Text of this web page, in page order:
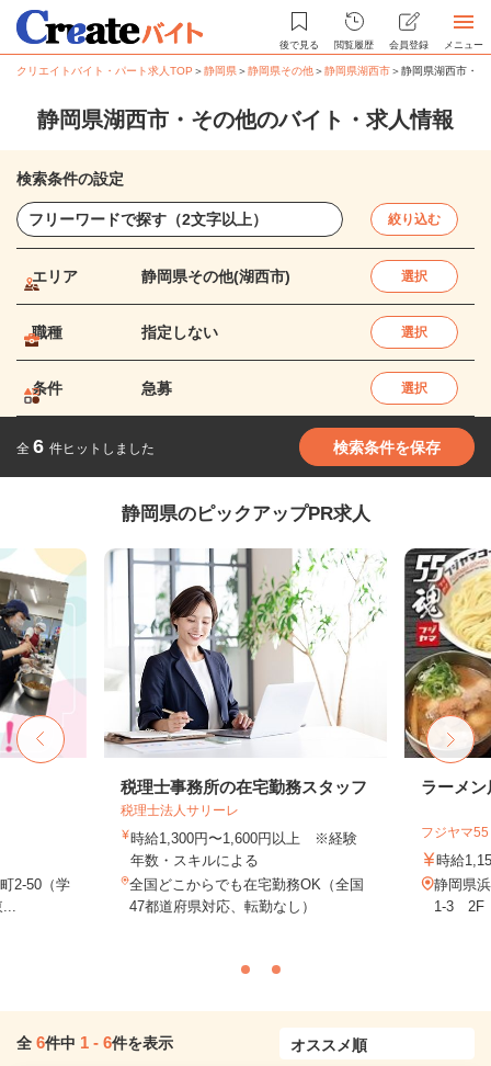
後で見る 閲覧履歴 会員登録 メニュー
クリエイトバイト・パート求人TOP ＞静岡県＞静岡県その他＞静岡県湖西市＞静岡県湖西市・
静岡県湖西市・その他のバイト・求人情報
検索条件の設定
絞り込む
エリア 静岡県その他(湖西市) 選択
職種 指定しない 選択
条件 急募 選択
全 6 件ヒットしました 検索条件を保存
静岡県のピックアップPR求人
2-50（学
税理士事務所の在宅勤務スタッフ
税理士法人サリーレ
時給1,300円〜1,600円以上 ※経験
年数・スキルによる
全国どこからでも在宅勤務OK（全国
47都道府県対応、転勤なし）
ラーメ
フジヤマ
時給
静岡県
1-3 2F
全 6件中 1 - 6件を表示